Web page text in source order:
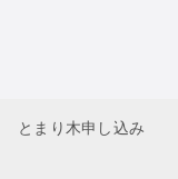
とまり木申し込み